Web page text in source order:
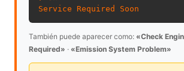
Service Required Soon
También puede aparecer como: «Check
Required» · «Emission System Problem»